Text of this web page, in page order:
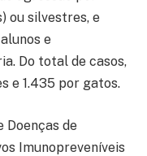
ou silvestres, e
e
Do total de casos,
e 1.435 por gatos.
Doenças de
Imunopreveníveis